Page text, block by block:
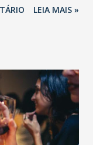
LEIA MAIS »